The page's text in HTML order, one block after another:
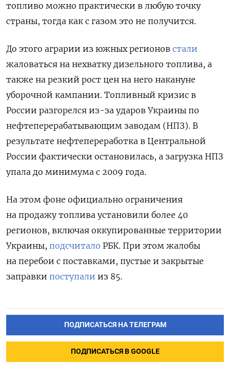
топливо можно практически в любую точку
страны, тогда как с газом это не получится.
До этого аграрии из южных регионов стали
жаловаться на нехватку дизельного топлива, а
также на резкий рост цен на него накануне
уборочной кампании. Топливный кризис в
России разгорелся из-за ударов Украины по
нефтеперерабатывающим заводам (НПЗ). В
результате нефтепереработка в Центральной
России фактически остановилась, а загрузка НПЗ
упала до минимума с 2009 года.
На этом фоне официально ограничения
на продажу топлива установили более 40
регионов, включая оккупированные территории
Украины, подсчитало РБК. При этом жалобы
на перебои с поставками, пустые и закрытые
заправки поступали из 85.
ПОДПИСАТЬСЯ НА ТЕЛЕГРАМ
ПОДПИСАТЬСЯ В GOOGLE